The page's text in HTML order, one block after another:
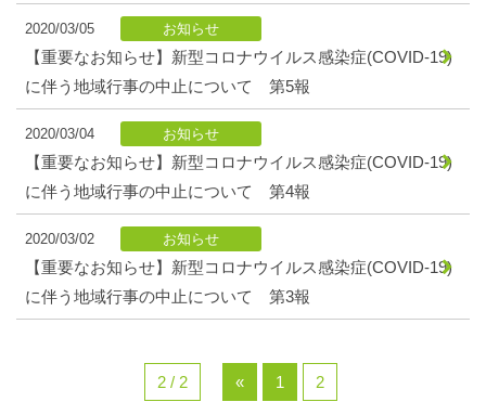
2020/03/05 お知らせ
【重要なお知らせ】新型コロナウイルス感染症(COVID-19)
に伴う地域行事の中止について 第5報
2020/03/04 お知らせ
【重要なお知らせ】新型コロナウイルス感染症(COVID-19)
に伴う地域行事の中止について 第4報
2020/03/02 お知らせ
【重要なお知らせ】新型コロナウイルス感染症(COVID-19)
に伴う地域行事の中止について 第3報
2 / 2 « 1 2